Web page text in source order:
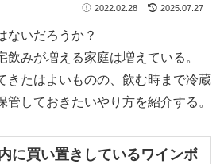
2022.02.28 2025.07.27
ないだろうか？
飲みが増える家庭は増えている。
きたはよいものの、飲む時まで冷蔵
管しておきたいやり方を紹介する。
に買い置きしているワインボ